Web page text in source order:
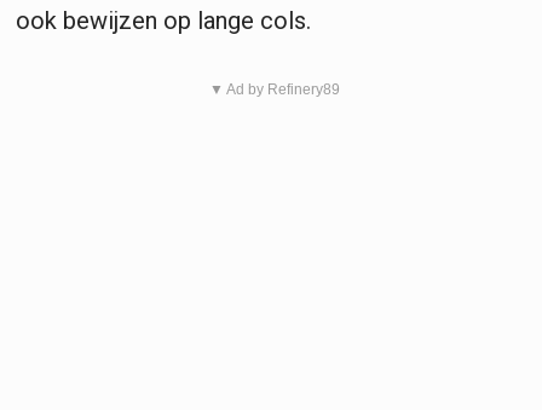
ook bewijzen op lange cols.
▼ Ad by Refinery89